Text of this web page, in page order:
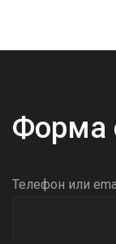
Форма
Телефон или